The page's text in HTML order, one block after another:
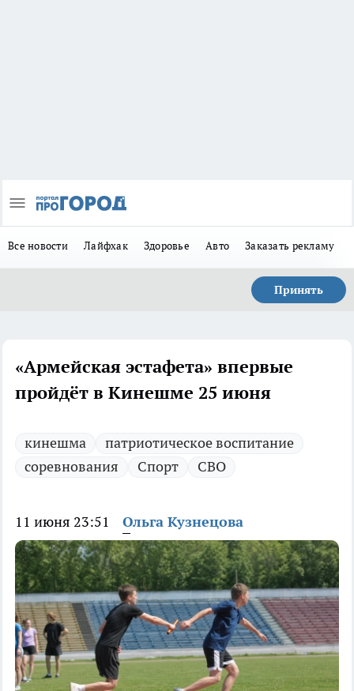
Все новости Лайфхак Здоровье Авто Заказать рекламу
Принять
«Армейская эстафета» впервые
пройдёт в Кинешме 25 июня
кинешма
патриотическое воспитание
соревнования
Спорт СВО
11 июня 23:51 Ольга Кузнецова